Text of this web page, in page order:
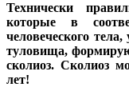
Технически
которые в
человеческого
туловища,
сколиоз. Сколиоз
лет!